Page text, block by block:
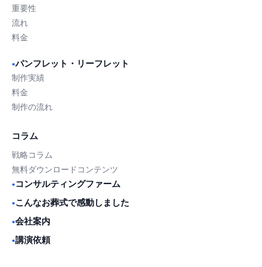
重要性
流れ
料金
●パンフレット・リーフレット
制作実績
料金
制作の流れ
コラム
戦略コラム
無料ダウンロードコンテンツ
● コンサルティングファーム
●こんなお葬式で感動しました
●会社案内
●講演依頼